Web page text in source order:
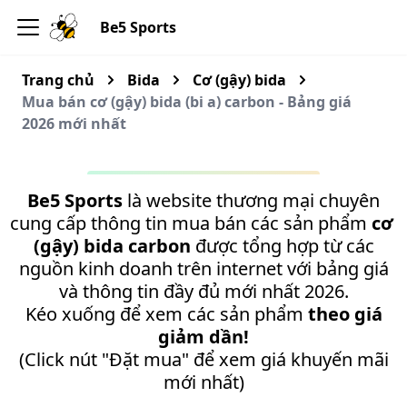
Be5 Sports
Trang chủ Bida
Cơ (gậy) bida
Mua bán cơ (gậy) bida (bi a) carbon - Bảng giá
2026 mới nhất
Be5 Sports là website thương mại chuyên
cung cấp thông tin mua bán các sản phẩm cơ
(gậy) bida carbon được tổng hợp từ các
nguồn kinh doanh trên internet với bảng giá
và thông tin đầy đủ mới nhất 2026.
Kéo xuống để xem các sản phẩm theo giá
giảm dần!
(Click nút "Đặt mua" để xem giá khuyến mãi
mới nhất)